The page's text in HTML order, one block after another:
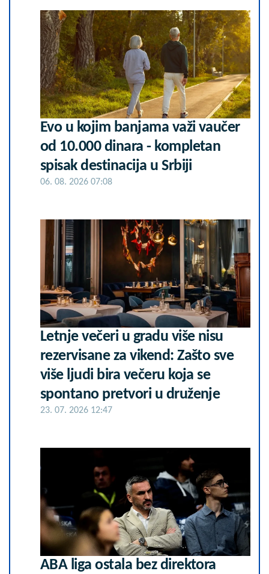
Evo u kojim banjama važi vaučer
od 10.000 dinara - kompletan
spisak destinacija u Srbiji
06. 08. 2026 07:08
Letnje večeri u gradu više nisu
rezervisane za vikend: Zašto sve
više ljudi bira večeru koja se
spontano pretvori u druženje
23. 07. 2026 12:47
ABA liga ostala bez direktora